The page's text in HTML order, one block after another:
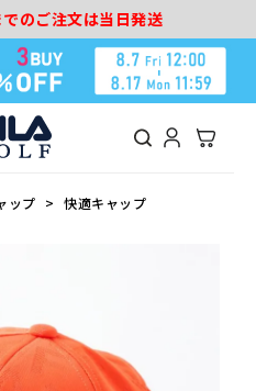
のご注文は当日発送
ップ 快適キャップ